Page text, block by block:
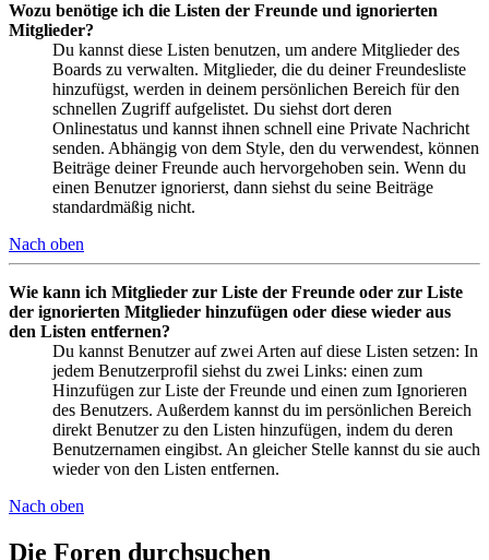
Wozu benötige ich die Listen der Freunde und ignorierten
Mitglieder?
Du kannst diese Listen benutzen, um andere Mitglieder des
Boards zu verwalten. Mitglieder, die du deiner Freundesliste
hinzufügst, werden in deinem persönlichen Bereich für den
schnellen Zugriff aufgelistet. Du siehst dort deren
Onlinestatus und kannst ihnen schnell eine Private Nachricht
senden. Abhängig von dem Style, den du verwendest, können
Beiträge deiner Freunde auch hervorgehoben sein. Wenn du
einen Benutzer ignorierst, dann siehst du seine Beiträge
standardmäßig nicht.
Nach oben
Wie kann ich Mitglieder zur Liste der Freunde oder zur Liste
der ignorierten Mitglieder hinzufügen oder diese wieder aus
den Listen entfernen?
Du kannst Benutzer auf zwei Arten auf diese Listen setzen: In
jedem Benutzerprofil siehst du zwei Links: einen zum
Hinzufügen zur Liste der Freunde und einen zum Ignorieren
des Benutzers. Außerdem kannst du im persönlichen Bereich
direkt Benutzer zu den Listen hinzufügen, indem du deren
Benutzernamen eingibst. An gleicher Stelle kannst du sie auch
wieder von den Listen entfernen.
Nach oben
Die Foren durchsuchen